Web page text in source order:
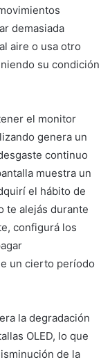
demasiada
aire o usa otro
su condición
el monitor
genera un
continuo
muestra un
el hábito de
te alejás durante
configurá los
un cierto período
la degradación
OLED, lo que
de la